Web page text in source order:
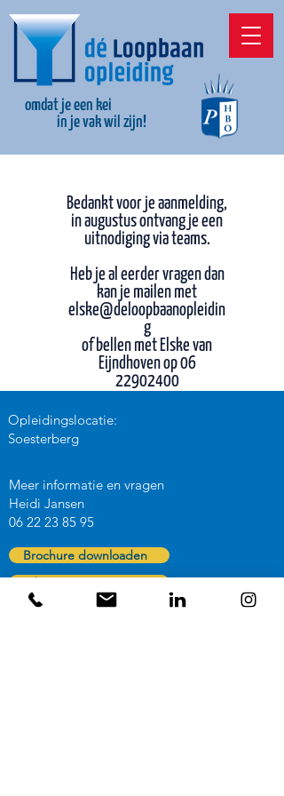
omdat je een kei
in je vak wil zijn!
Bedankt voor je aanmelding,
in augustus ontvang je een
uitnodiging via teams.
Heb je al eerder vragen dan
kan je mailen met
elske@deloopbaanopleidin
g
of bellen met Elske van
Eijndhoven op 06
22902400
Opleidingslocatie:
Soesterberg
Meer informatie en vragen
Heidi Jansen
06 22 23 85 95
Brochure downloaden
Whitepaper
Inloggen